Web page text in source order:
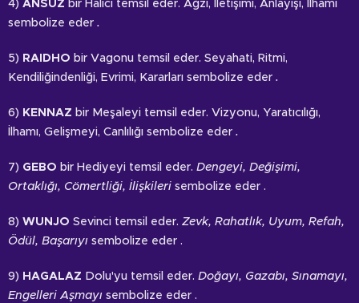
4) ANSUZ bir Halici temsil eder. Ağzı, İletişimi, Anlayışı, İlhamı
sembolize eder .
5) RAIDHO bir Vagonu temsil eder. Seyahati, Ritmi,
Kendiliğindenliği, Evrimi, Kararları sembolize eder .
6) KENNAZ bir Meşaleyi temsil eder. Vizyonu, Yaratıcılığı,
İlhamı, Gelişmeyi, Canlılığı sembolize eder .
7) GEBO bir Hediyeyi temsil eder. Dengeyi, Değişimi,
Ortaklığı, Cömertliği, İlişkileri sembolize eder .
8) WUNJO Sevinci temsil eder. Zevk, Rahatlık, Uyum, Refah,
Ödül, Başarıyı sembolize eder .
9) HAGALAZ Dolu'yu temsil eder. Doğayı, Gazabı, Sınamayı,
Engelleri Aşmayı sembolize eder .